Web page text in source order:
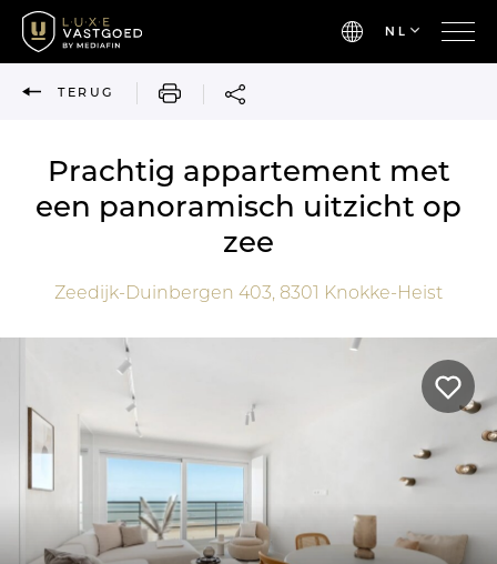
NL
TERUG AFDRUKKEN
Prachtig appartement met
een panoramisch uitzicht op
zee
Zeedijk-Duinbergen 403, 8301 Knokke-Heist